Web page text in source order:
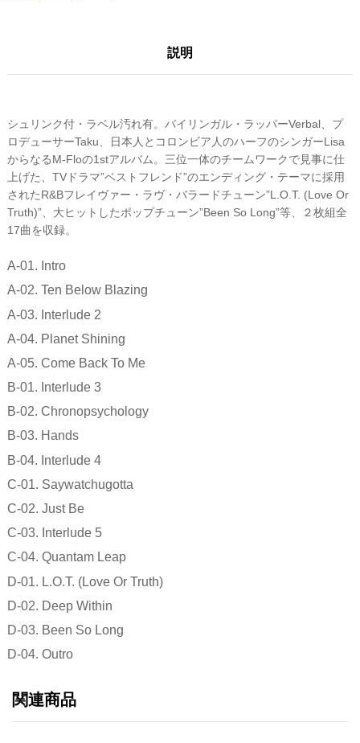
説明
シュリンク付・ラベル汚れ有。バイリンガル・ラッパーVerbal、プ
ロデューサーTaku、日本人とコロンビア人のハーフのシンガーLisa
からなるM-Floの1stアルバム。三位一体のチームワークで見事に仕
上げた、TVドラマ”ベストフレンド”のエンディング・テーマに採用
されたR&Bフレイヴァー・ラヴ・バラードチューン”L.O.T. (Love Or
Truth)”、大ヒットしたポップチューン”Been So Long”等、２枚組全
17曲を収録。
A-01. Intro
A-02. Ten Below Blazing
A-03. Interlude 2
A-04. Planet Shining
A-05. Come Back To Me
B-01. Interlude 3
B-02. Chronopsychology
B-03. Hands
B-04. Interlude 4
C-01. Saywatchugotta
C-02. Just Be
C-03. Interlude 5
C-04. Quantam Leap
D-01. L.O.T. (Love Or Truth)
D-02. Deep Within
D-03. Been So Long
D-04. Outro
関連商品